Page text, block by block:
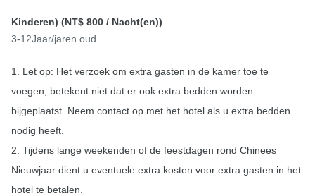
Kinderen) (NT$ 800 / Nacht(en))
3-12Jaar/jaren oud
1. Let op: Het verzoek om extra gasten in de kamer toe te
voegen, betekent niet dat er ook extra bedden worden
bijgeplaatst. Neem contact op met het hotel als u extra bedden
nodig heeft.
2. Tijdens lange weekenden of de feestdagen rond Chinees
Nieuwjaar dient u eventuele extra kosten voor extra gasten in het
hotel te betalen.